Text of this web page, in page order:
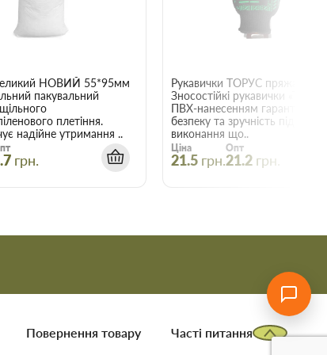
НОВИЙ 55*95мм
пакувальний
плетіння.
надійне утримання ..
грн.
Рукавички ТОРУС пряжа
Зносостійкі рукавички
ПВХ-нанесенням гарантують
безпеку та зручність під час
виконання що..
Ціна
21.5 грн.
Опт
21.2 грн.
Повернення товару Часті питання